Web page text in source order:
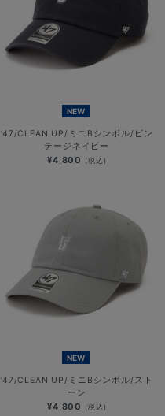
NEW
’47/CLEAN UP/ミニBシンボル/ビン
テージネイビー
¥4,800 (税込)
NEW
’47/CLEAN UP/ミニBシンボル/スト
ーン
¥4,800 (税込)